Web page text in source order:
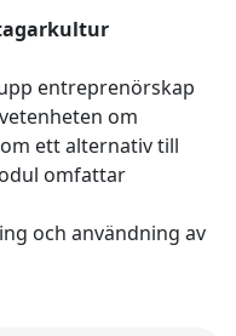
entreprenörskap
om
ett alternativ till
omfattar
och användning av